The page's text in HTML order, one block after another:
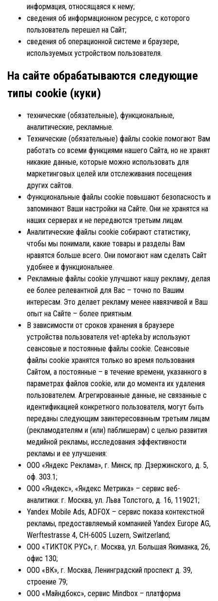
информация, относящаяся к нему;
сведения об информационном ресурсе, с которого
пользователь перешел на Сайт;
сведения об операционной системе и браузере,
используемых устройством пользователя.
На сайте обрабатываются следующие
типы cookie (куки)
технические (обязательные), функциональные,
аналитические, рекламные.
Технические (обязательные) файлы cookie помогают Вам
работать со всеми функциями нашего Сайта, но не хранят
никакие данные, которые можно использовать для
маркетинговых целей или отслеживания посещения
других сайтов.
Функциональные файлы cookie повышают безопасность и
запоминают Ваши настройки на Сайте. Они не хранятся на
наших серверах и не передаются третьим лицам.
Аналитические файлы cookie собирают статистику,
чтобы мы понимали, какие товары и разделы Вам
нравятся больше всего. Они помогают нам сделать Сайт
удобнее и функциональнее.
Рекламные файлы cookie улучшают нашу рекламу, делая
ее более релевантной для Вас – точно по Вашим
интересам. Это делает рекламу менее навязчивой и Ваш
опыт на Сайте – более приятным.
В зависимости от сроков хранения в браузере
устройства пользователя vet-apteka.by используют
сеансовые и постоянные файлы cookie. Сеансовые
файлы cookie хранятся только во время пользования
Сайтом, а постоянные – в течение времени, указанного в
параметрах файлов cookie, или до момента их удаления
пользователем. Агрегированные данные, не связанные с
идентификацией конкретного пользователя, могут быть
переданы следующим заинтересованным третьим лицам
(рекламодателям и (или) паблишерам) с целью развития
медийной рекламы, исследования эффективности
рекламы и ее улучшения:
ООО «Яндекс Реклама», г. Минск, пр. Дзержинского, д. 5,
оф. 303.1;
ООО «Яндекс», «Яндекс Метрика» – сервис веб-
аналитики: г. Москва, ул. Льва Толстого, д. 16, 119021;
Yandex Mobile Ads, ADFOX – сервис показа контекстной
рекламы, предоставляемый компанией Yandex Europe AG,
Werftestrasse 4, CH-6005 Luzern, Switzerland;
ООО «ТИКТОК РУС», г. Москва, ул. Большая Якиманка, 26,
офис 130;
ООО «ВК», г. Москва, Ленинградский проспект д. 39,
строение 79;
ООО «Майндбокс», сервис Mindbox – платформа